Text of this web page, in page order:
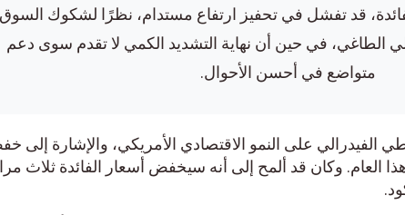
قد تفشل في تحفيز ارتفاع مستدام، نظرًا لشكوك السوق
الطاغي، في حين أن نهاية التشديد الكمي لا تقدم سوى دعم
متواضع في أحسن الأحوال.
الفيدرالي على النمو الاقتصادي الأمريكي، والإشارة إلى
وكان قد ألمح إلى أنه سيخفض أسعار الفائدة ثلاث